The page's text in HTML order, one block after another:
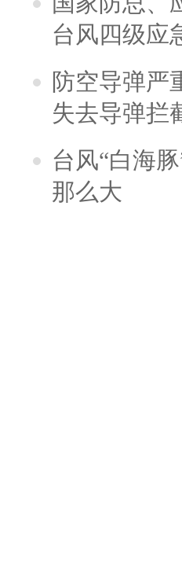
台风四级应
防空导弹严
失去导弹拦
台风“白海
那么大